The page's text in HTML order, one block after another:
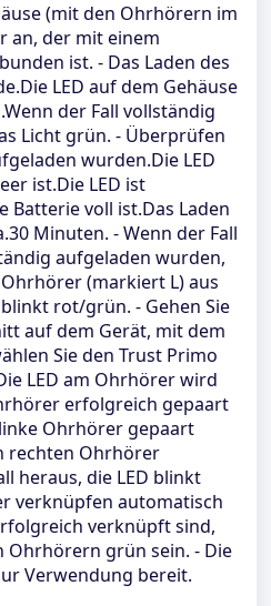
(mit den Ohrhörern im
an, der mit einem
ist. - Das Laden des
LED auf dem Gehäuse
der Fall vollständig
Licht grün. - Überprüfen
wurden.Die LED
ist.Die LED ist
Batterie voll ist.Das Laden
Minuten. - Wenn der Fall
aufgeladen wurden,
(markiert L) aus
rot/grün. - Gehen Sie
auf dem Gerät, mit dem
Sie den Trust Primo
LED am Ohrhörer wird
erfolgreich gepaart
Ohrhörer gepaart
rechten Ohrhörer
heraus, die LED blinkt
verknüpfen automatisch
verknüpft sind,
Ohrhörern grün sein. - Die
Verwendung bereit.